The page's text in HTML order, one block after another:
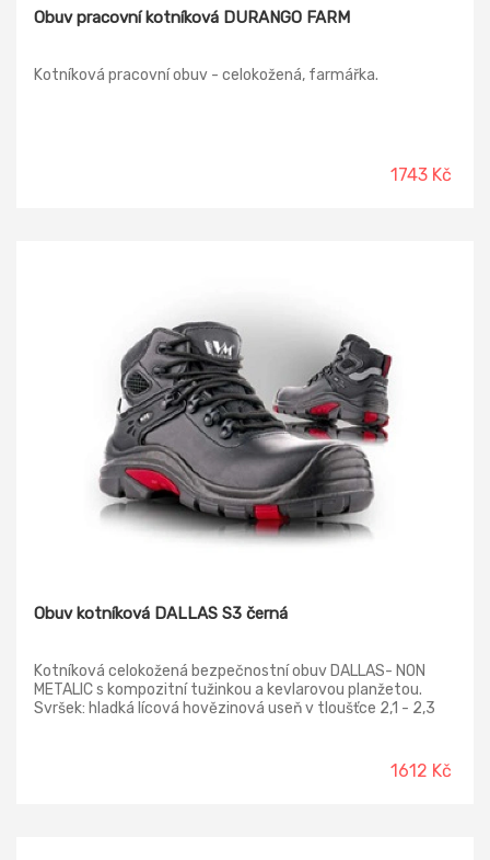
Obuv pracovní kotníková DURANGO FARM
Kotníková pracovní obuv - celokožená, farmářka.
1743 Kč
Obuv kotníková DALLAS S3 černá
Kotníková celokožená bezpečnostní obuv DALLAS- NON
METALIC s kompozitní tužinkou a kevlarovou planžetou.
Svršek: hladká lícová hovězinová useň v tloušťce 2,1 - 2,3
tvarovaná, z lehčené polyuretanové pěny, potažená textilií
MESH, antistatická. Podešev: PU/RUBBER - olejivzdorná,
1612 Kč